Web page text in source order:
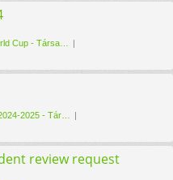
Cup - Társa…
2025 - Tár…
review request